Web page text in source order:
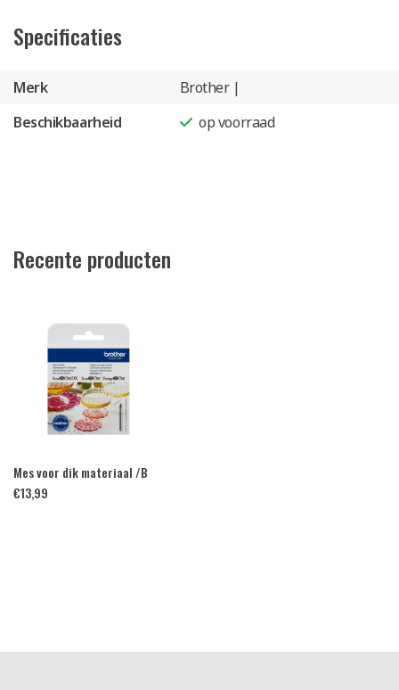
Specificaties
Merk
Brother |
Beschikbaarheid
op voorraad
Recente producten
Mes voor dik materiaal /B
€13,99